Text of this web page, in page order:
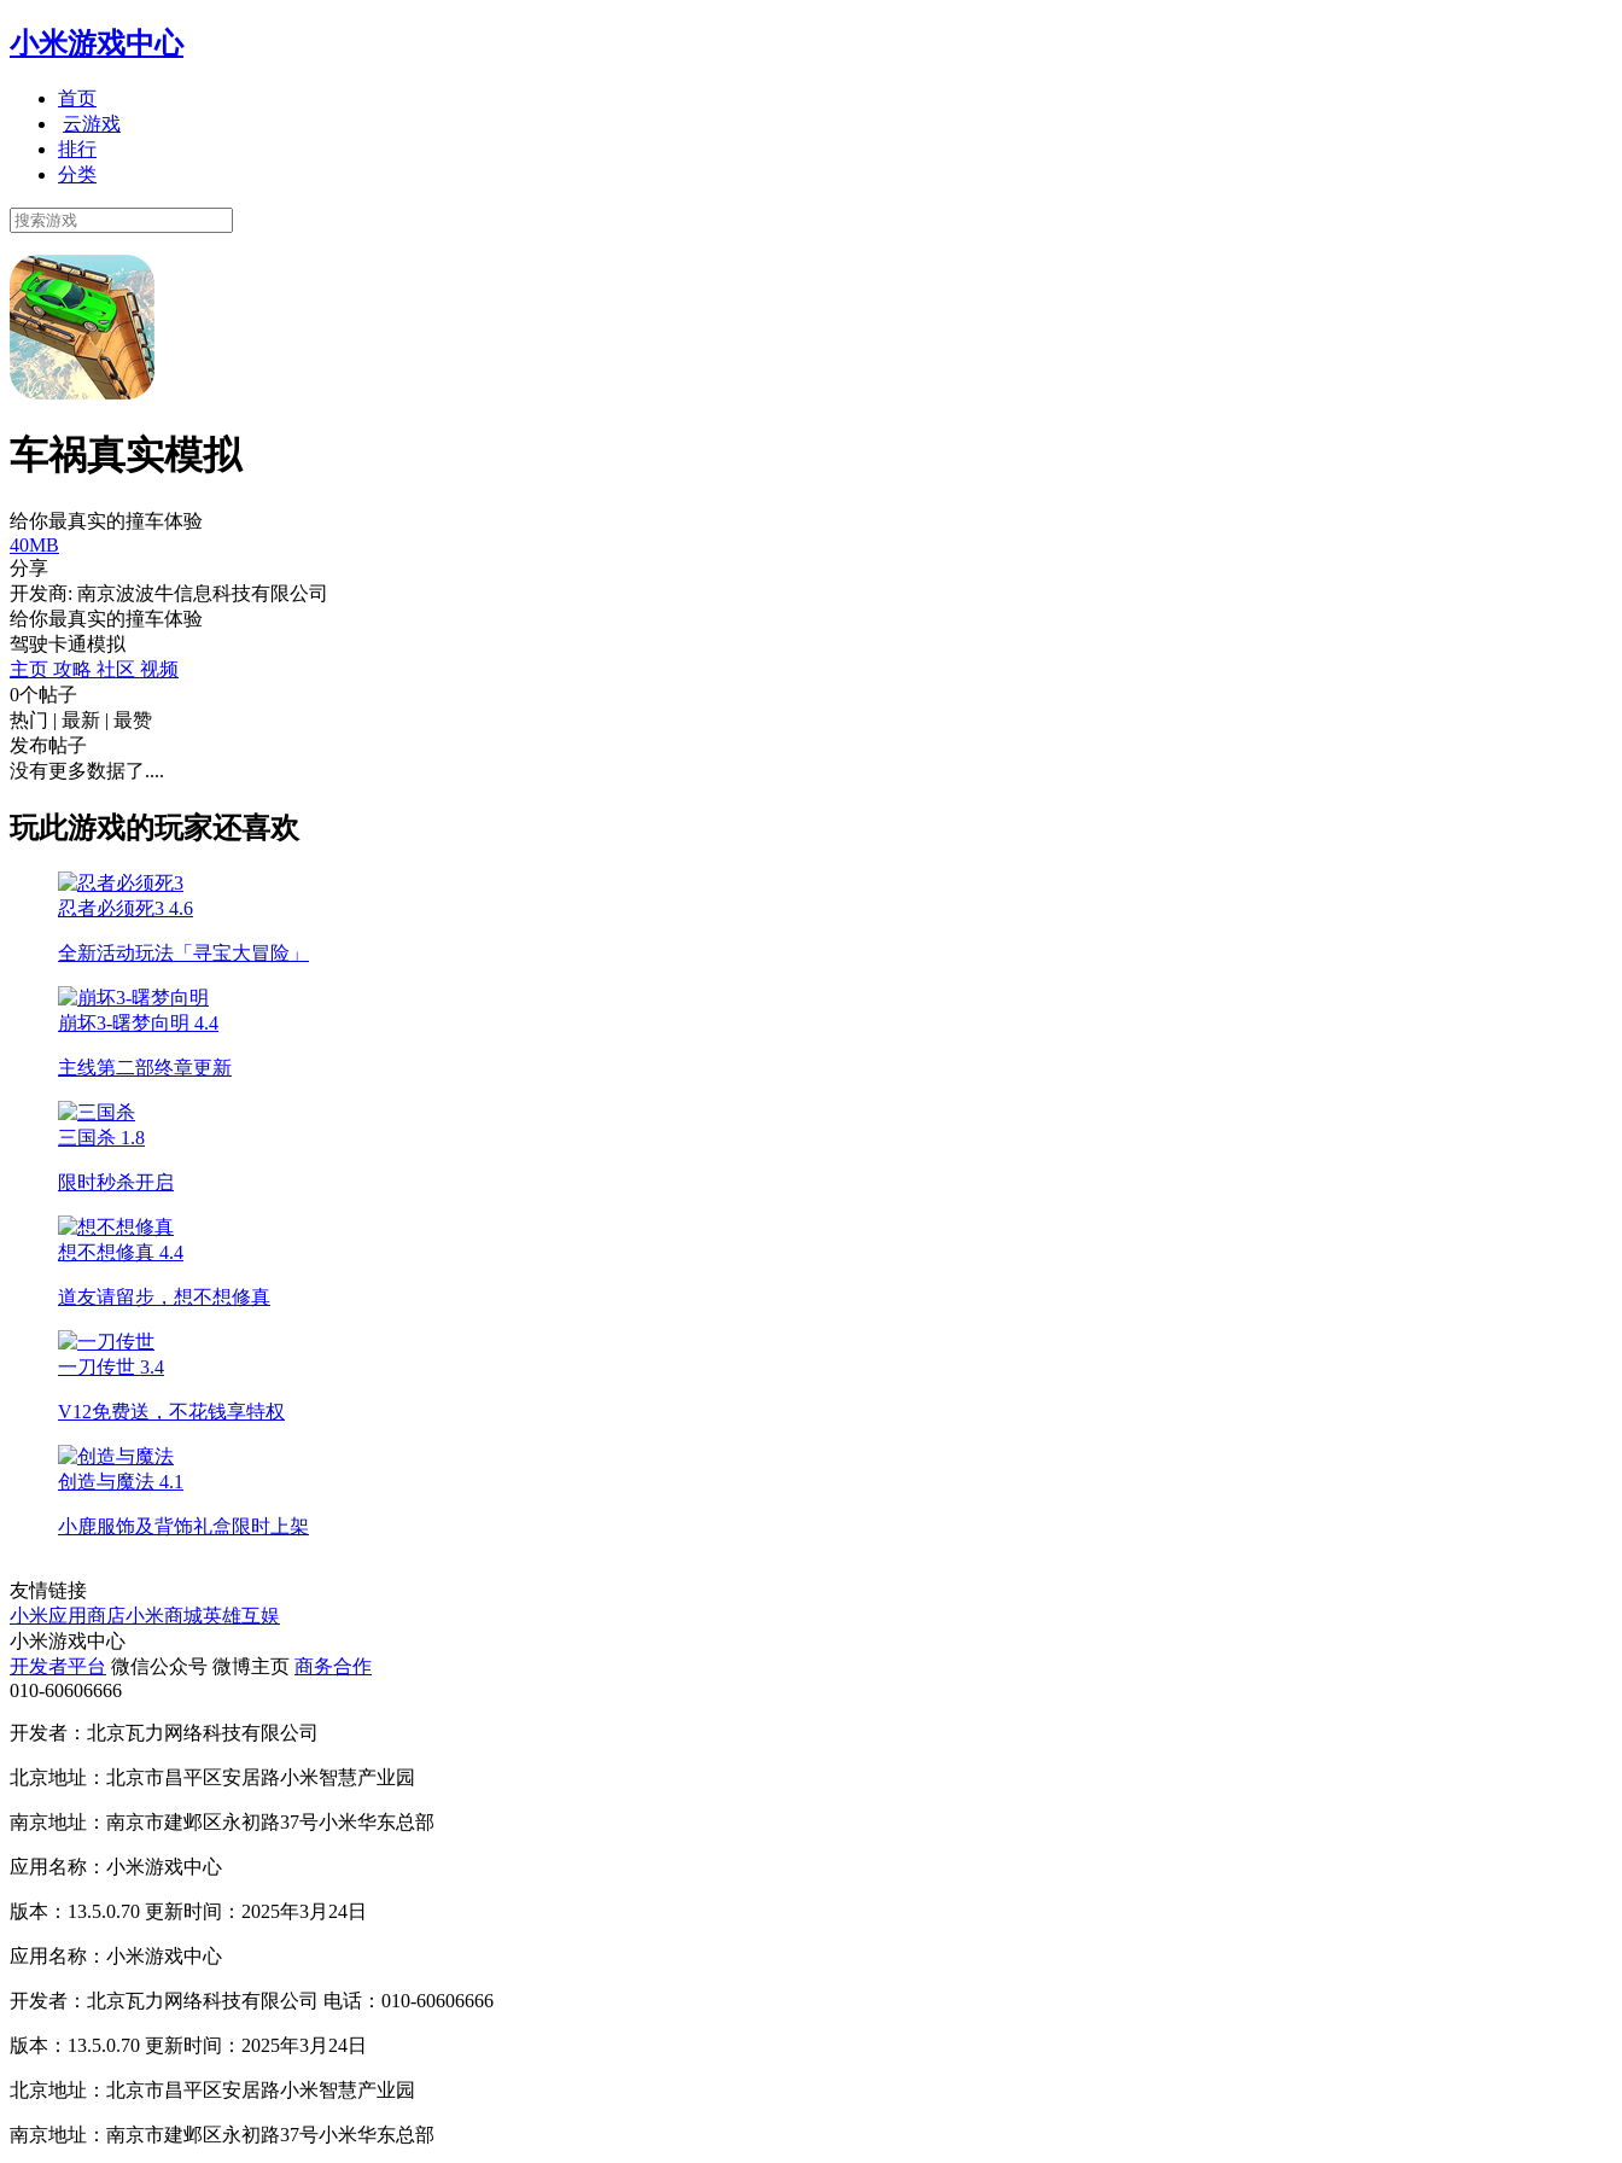
小米游戏中心
首页
云游戏
排行
分类
车祸真实模拟
给你最真实的撞车体验
40MB
分享
开发商: 南京波波牛信息科技有限公司
给你最真实的撞车体验
驾驶卡通模拟
主页 攻略 社区 视频
0个帖子
热门 | 最新 | 最赞
发布帖子
没有更多数据了....
玩此游戏的玩家还喜欢
忍者必须死3 4.6
全新活动玩法「寻宝大冒险」
崩坏3-曙梦向明 4.4
主线第二部终章更新
三国杀 1.8
限时秒杀开启
想不想修真 4.4
道友请留步，想不想修真
一刀传世 3.4
V12免费送，不花钱享特权
创造与魔法 4.1
小鹿服饰及背饰礼盒限时上架
友情链接
小米应用商店小米商城英雄互娱
小米游戏中心
开发者平台 微信公众号 微博主页 商务合作
010-60606666
开发者：北京瓦力网络科技有限公司
北京地址：北京市昌平区安居路小米智慧产业园
南京地址：南京市建邺区永初路37号小米华东总部
应用名称：小米游戏中心
版本：13.5.0.70 更新时间：2025年3月24日
应用名称：小米游戏中心
开发者：北京瓦力网络科技有限公司 电话：010-60606666
版本：13.5.0.70 更新时间：2025年3月24日
北京地址：北京市昌平区安居路小米智慧产业园
南京地址：南京市建邺区永初路37号小米华东总部